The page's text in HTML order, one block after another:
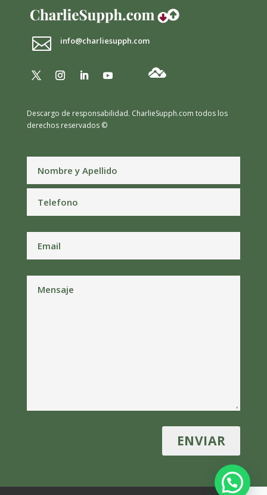
 info@charliesupph.com
Descargo de responsabilidad. CharlieSupph.com todos los
derechos reservados ©